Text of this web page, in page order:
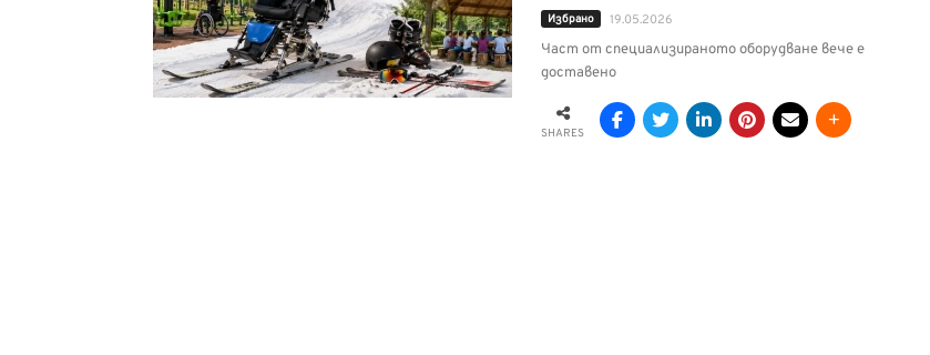
Избрано 19.05.2026
Част от специализираното оборудване вече е
доставено
SHARES